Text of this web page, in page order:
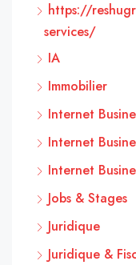
https://
services/
IA
Immobilier
Internet
Internet
Internet
Jobs & Stages
Juridique
Juridique &